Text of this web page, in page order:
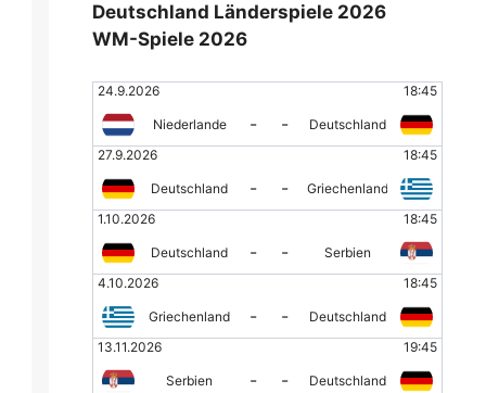
Deutschland Länderspiele 2026
WM-Spiele 2026
24.9.2026 18:45
Niederlande - -
Deutschland
27.9.2026
18:45
Deutschland - -
Griechenland
1.10.2026
18:45
Deutschland - -
Serbien
4.10.2026
18:45
Griechenland - -
Deutschland
13.11.2026
19:45
Serbien - -
Deutschland